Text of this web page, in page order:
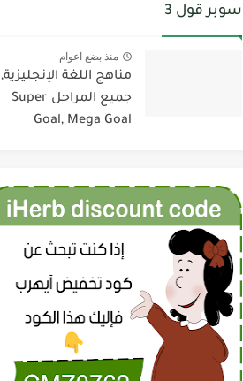
سوبر قول 3
منذ بضع اعوام
مناهج اللغة الإنجليزية,
جميع المراحل Super
Goal, Mega Goal